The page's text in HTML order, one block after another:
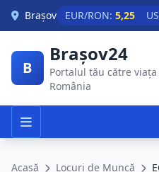
Skip to main content
Brașov EUR/RON: 5,25
B
Brașov24
Portalul tău către
România
Acasă Locuri de Muncă